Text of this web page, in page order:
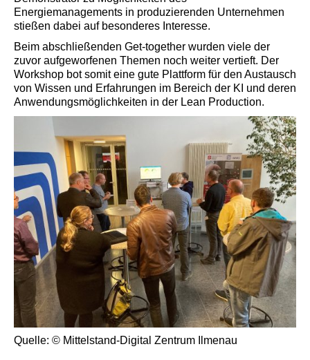
Energiemanagements in produzierenden Unternehmen
stießen dabei auf besonderes Interesse.
Beim abschließenden Get-together wurden viele der
zuvor aufgeworfenen Themen noch weiter vertieft. Der
Workshop bot somit eine gute Plattform für den Austausch
von Wissen und Erfahrungen im Bereich der KI und deren
Anwendungsmöglichkeiten in der Lean Production.
Quelle: © Mittelstand-Digital Zentrum Ilmenau